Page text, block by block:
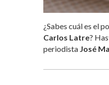
¿Sabes cuál es el
Carlos Latre?
periodista José